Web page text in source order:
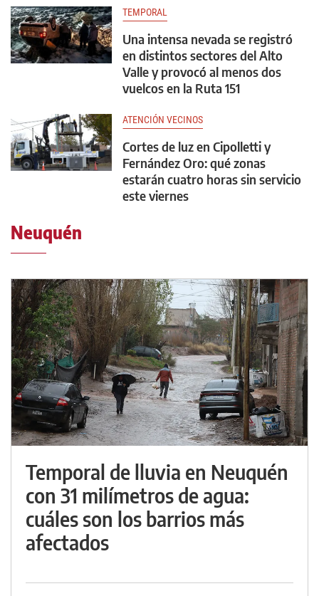
TEMPORAL
Una intensa nevada se registró
en distintos sectores del Alto
Valle y provocó al menos dos
vuelcos en la Ruta 151
ATENCIÓN VECINOS
Cortes de luz en Cipolletti y
Fernández Oro: qué zonas
estarán cuatro horas sin servicio
este viernes
Neuquén
Temporal de lluvia en Neuquén
con 31 milímetros de agua:
cuáles son los barrios más
afectados